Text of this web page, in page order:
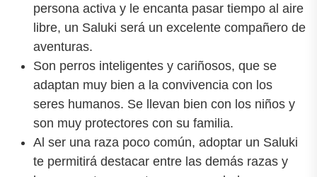
persona activa y le encanta pasar tiempo al aire
libre, un Saluki será un excelente compañero de
aventuras.
Son perros inteligentes y cariñosos, que se
adaptan muy bien a la convivencia con los
seres humanos. Se llevan bien con los niños y
son muy protectores con su familia.
Al ser una raza poco común, adoptar un Saluki
te permitirá destacar entre las demás razas y